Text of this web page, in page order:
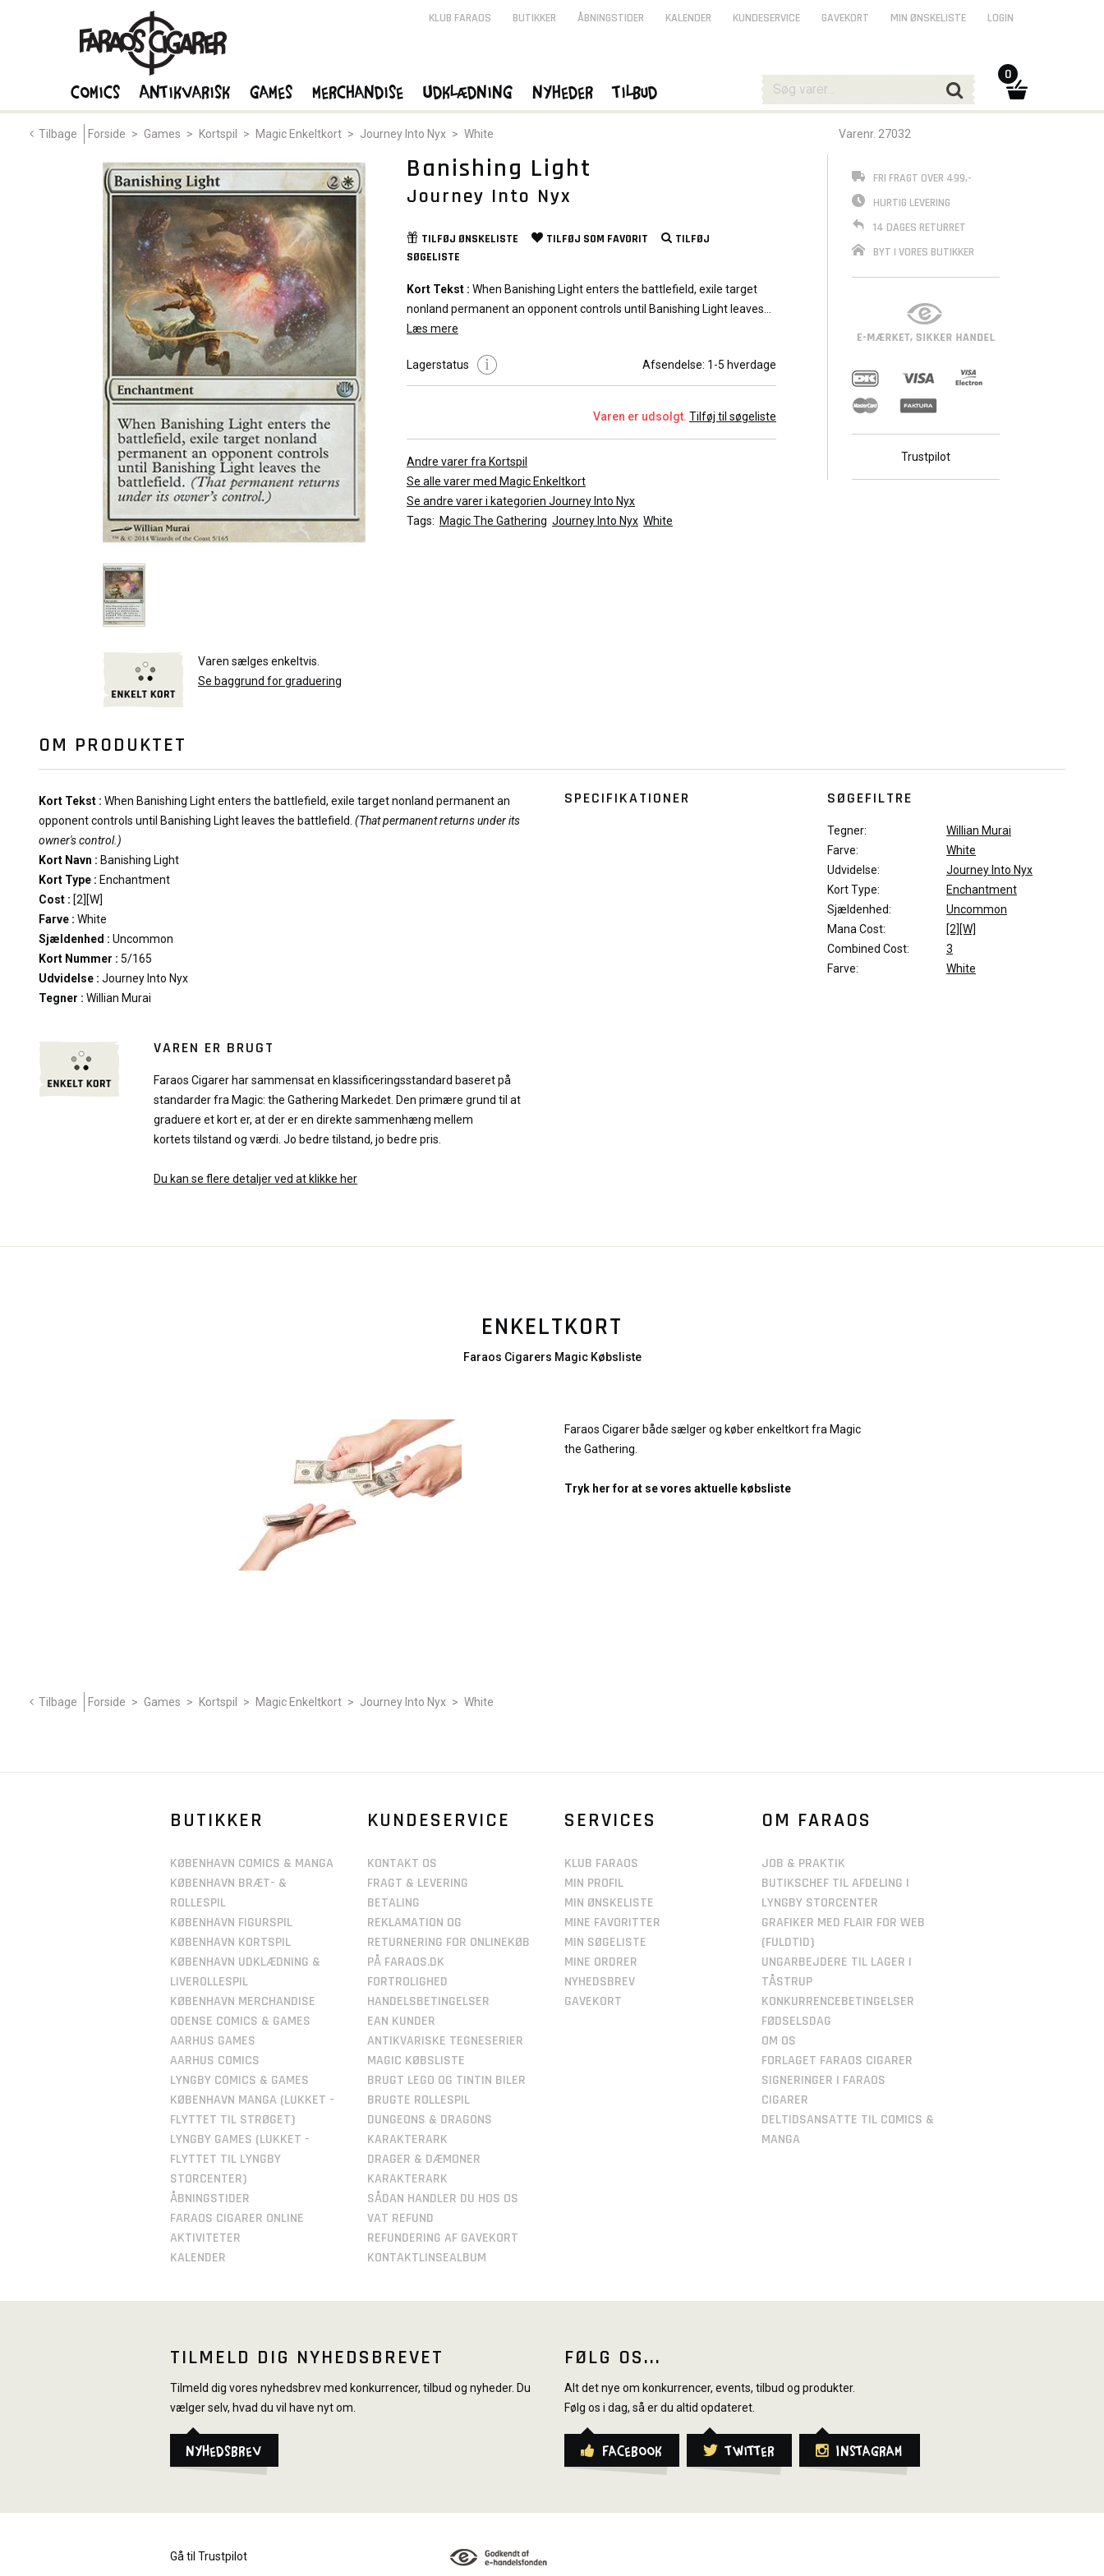
Tilbage Forside > Games > Kortspil > Magic Enkeltkort > Journey Into Nyx > White Varenr. 27032
Varen sælges enkeltvis.
Se baggrund for graduering
Banishing Light
Journey Into Nyx
TILFØJ ØNSKELISTE TILFØJ SOM FAVORIT
TILFØJ
SØGELISTE
Kort Tekst : When Banishing Light enters the battlefield, exile target
nonland permanent an opponent controls until Banishing Light leaves
the battlefield.
Kort Type :Enchantment
Cost :[2][W]
Udvidelse :Journey Into Nyx
Tegner :Willian Murai
Læs mere
Lagerstatus Afsendelse: 1-5 hverdage
Varen er udsolgt. Tilføj til søgeliste
Andre varer fra Kortspil
Se alle varer med Magic Enkeltkort
Se andre varer i kategorien Journey Into Nyx
Tags: Magic The Gathering Journey Into Nyx White
FRI FRAGT OVER 499,-
HURTIG LEVERING
14 DAGES RETURRET
BYT I VORES BUTIKKER
Trustpilot
OM PRODUKTET
Kort Tekst : When Banishing Light enters the battlefield, exile target nonland permanent an
opponent controls until Banishing Light leaves the battlefield. (That permanent returns under its
owner's control.)
Kort Navn : Banishing Light
Kort Type : Enchantment
Cost : [2][W]
Farve : White
Sjældenhed : Uncommon
Kort Nummer : 5/165
Udvidelse : Journey Into Nyx
Tegner : Willian Murai
VAREN ER BRUGT
Faraos Cigarer har sammensat en klassificeringsstandard baseret på
standarder fra Magic: the Gathering Markedet. Den primære grund til at
graduere et kort er, at der er en direkte sammenhæng mellem
kortets tilstand og værdi. Jo bedre tilstand, jo bedre pris.
Du kan se flere detaljer ved at klikke her
SPECIFIKATIONER SØGEFILTRE
Tegner:
Willian Murai
Farve:
White
Udvidelse:
Journey Into Nyx
Kort Type:
Enchantment
Sjældenhed:
Uncommon
Mana Cost:
[2][W]
Combined Cost:
3
Farve:
White
ENKELTKORT
Faraos Cigarers Magic Købsliste
Faraos Cigarer både sælger og køber enkeltkort fra Magic
the Gathering.
Tryk her for at se vores aktuelle købsliste
Tilbage Forside > Games > Kortspil > Magic Enkeltkort > Journey Into Nyx > White
KLUB FARAOS BUTIKKER ÅBNINGSTIDER KALENDER KUNDESERVICE GAVEKORT MIN ØNSKELISTE LOGIN
Comics Antikvarisk Games Merchandise Udklædning Nyheder Tilbud
0
BUTIKKER
KØBENHAVN COMICS & MANGA
KØBENHAVN BRÆT- &
ROLLESPIL
KØBENHAVN FIGURSPIL
KØBENHAVN KORTSPIL
KØBENHAVN UDKLÆDNING &
LIVEROLLESPIL
KØBENHAVN MERCHANDISE
ODENSE COMICS & GAMES
AARHUS GAMES
AARHUS COMICS
LYNGBY COMICS & GAMES
KØBENHAVN MANGA (LUKKET -
FLYTTET TIL STRØGET)
LYNGBY GAMES (LUKKET -
FLYTTET TIL LYNGBY
STORCENTER)
ÅBNINGSTIDER
FARAOS CIGARER ONLINE
AKTIVITETER
KALENDER
KUNDESERVICE
KONTAKT OS
FRAGT & LEVERING
BETALING
REKLAMATION OG
RETURNERING FOR ONLINEKØB
PÅ FARAOS.DK
FORTROLIGHED
HANDELSBETINGELSER
EAN KUNDER
ANTIKVARISKE TEGNESERIER
MAGIC KØBSLISTE
BRUGT LEGO OG TINTIN BILER
BRUGTE ROLLESPIL
DUNGEONS & DRAGONS
KARAKTERARK
DRAGER & DÆMONER
KARAKTERARK
SÅDAN HANDLER DU HOS OS
VAT REFUND
REFUNDERING AF GAVEKORT
KONTAKTLINSEALBUM
SERVICES
KLUB FARAOS
MIN PROFIL
MIN ØNSKELISTE
MINE FAVORITTER
MIN SØGELISTE
MINE ORDRER
NYHEDSBREV
GAVEKORT
OM FARAOS
JOB & PRAKTIK
BUTIKSCHEF TIL AFDELING I
LYNGBY STORCENTER
GRAFIKER MED FLAIR FOR WEB
(FULDTID)
UNGARBEJDERE TIL LAGER I
TÅSTRUP
KONKURRENCEBETINGELSER
FØDSELSDAG
OM OS
FORLAGET FARAOS CIGARER
SIGNERINGER I FARAOS
CIGARER
DELTIDSANSATTE TIL COMICS &
MANGA
TILMELD DIG NYHEDSBREVET
Tilmeld dig vores nyhedsbrev med konkurrencer, tilbud og nyheder. Du
vælger selv, hvad du vil have nyt om.
Nyhedsbrev
FØLG OS...
Alt det nye om konkurrencer, events, tilbud og produkter.
Følg os i dag, så er du altid opdateret.
Facebook Twitter Instagram
Gå til Trustpilot